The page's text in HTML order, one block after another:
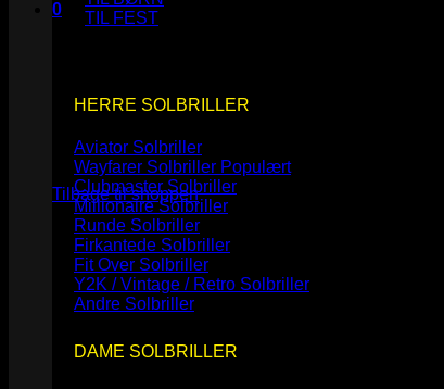
0
Kurv
Ingen varer i kurven.
Tilbage til shoppen
TIL FEST
HERRE SOLBRILLER
Aviator Solbriller
Wayfarer Solbriller
Clubmaster Solbriller
Millionaire Solbriller
Runde Solbriller
Firkantede Solbriller
Fit Over Solbriller
Y2K / Vintage / Retro Solbriller
Andre Solbriller
DAME SOLBRILLER